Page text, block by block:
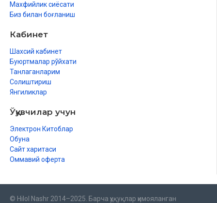
Махфийлик сиёсати
Биз билан боғланиш
Кабинет
Шахсий кабинет
Буюртмалар рўйхати
Танлаганларим
Солиштириш
Янгиликлар
Ўқувчилар учун
Электрон Китоблар
Обуна
Сайт харитаси
Оммавий оферта
© Hilol Nashr 2014–2025. Барча ҳуқуқлар ҳимояланган